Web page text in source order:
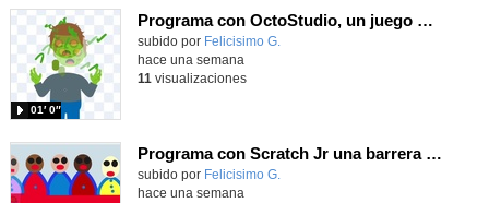
Programa con OctoStudio, un juego homenajeando al House of the dead con Zombies
Contenido educativo.
subido por Felicisimo G.
01′ 0″
hace una semana
11 visualizaciones
Programa con Scratch Jr una barrera que se desplaza para dar sensación de movimiento
Contenido educativo.
subido por Felicisimo G.
hace una semana